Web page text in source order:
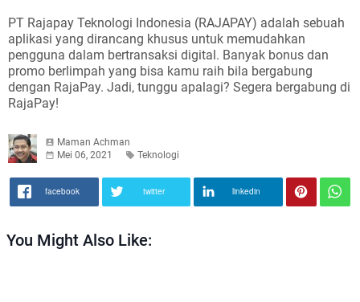
PT Rajapay Teknologi Indonesia (RAJAPAY) adalah sebuah
aplikasi yang dirancang khusus untuk memudahkan
pengguna dalam bertransaksi digital. Banyak bonus dan
promo berlimpah yang bisa kamu raih bila bergabung
dengan RajaPay. Jadi, tunggu apalagi? Segera bergabung di
RajaPay!
Maman Achman
Mei 06, 2021
Teknologi
facebook twitter linkedin
You Might Also Like: